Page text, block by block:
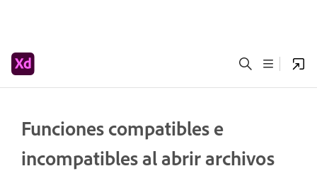
Funciones compatibles e
incompatibles al abrir archivos